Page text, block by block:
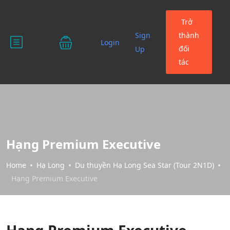
Login
Sign
Up
Trở
thành
đối
tác
Hạng Premium Executive
Home Hạ Long
Du thuyền Hạ Long Sea Star (Tour 2N1D)
Hạng Premium Executive